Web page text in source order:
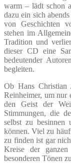
warm – lädt schon
dazu ein sich
von Geschichten
stehen im
Tradition und
dieser CD eine
bedeutender
begleiten.
Ob Hans Christian
Reinheimer, um nur
den Geist der
Stimmungen, die
selbst zu besinnen
können. Viel zu
zu finden ist gar
Kreise der ganzen
besonderen Tönen